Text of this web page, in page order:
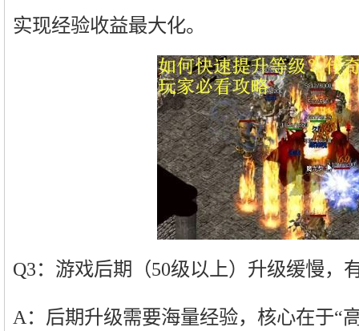
实现经验收益最大化。
Q3：游戏后期（50级以上）升级缓慢，
A：后期升级需要海量经验，核心在于“